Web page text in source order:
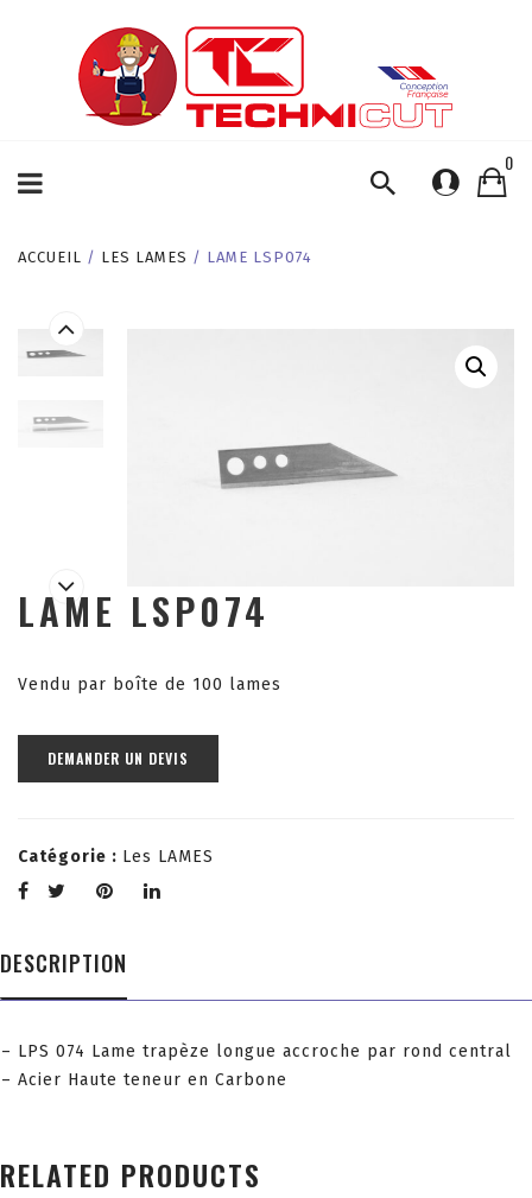
0
ACCUEIL / LES LAMES / LAME LSP074
LAME LSP074
Vendu par boîte de 100 lames
DEMANDER UN DEVIS
Catégorie : Les LAMES
DESCRIPTION
– LPS 074 Lame trapèze longue accroche par rond central
– Acier Haute teneur en Carbone
RELATED PRODUCTS